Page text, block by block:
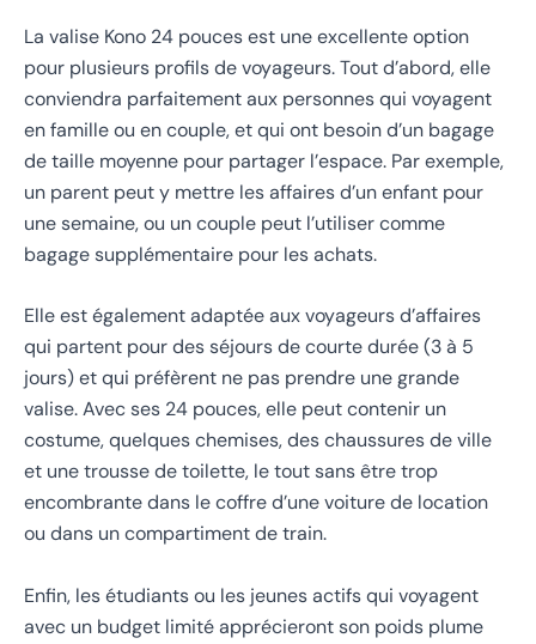
La valise Kono 24 pouces est une excellente option
pour plusieurs profils de voyageurs. Tout d’abord, elle
conviendra parfaitement aux personnes qui voyagent
en famille ou en couple, et qui ont besoin d’un bagage
de taille moyenne pour partager l’espace. Par exemple,
un parent peut y mettre les affaires d’un enfant pour
une semaine, ou un couple peut l’utiliser comme
bagage supplémentaire pour les achats.
Elle est également adaptée aux voyageurs d’affaires
qui partent pour des séjours de courte durée (3 à 5
jours) et qui préfèrent ne pas prendre une grande
valise. Avec ses 24 pouces, elle peut contenir un
costume, quelques chemises, des chaussures de ville
et une trousse de toilette, le tout sans être trop
encombrante dans le coffre d’une voiture de location
ou dans un compartiment de train.
Enfin, les étudiants ou les jeunes actifs qui voyagent
avec un budget limité apprécieront son poids plume